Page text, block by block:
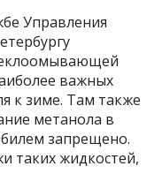
Управления
важных
к зиме. Там также
метанола в
запрещено.
таких жидкостей,